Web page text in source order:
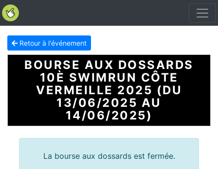
Retour à l'événement
BOURSE AUX DOSSARDS
10È SWIMRUN CÔTE
VERMEILLE 2025 (DU
13/06/2025 AU
14/06/2025)
La bourse aux dossards est fermée.